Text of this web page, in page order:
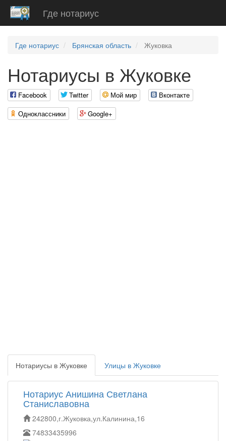
Где нотариус
Где нотариус Брянская область Жуковка
Нотариусы в Жуковке
Facebook Twitter Мой мир
Вконтакте
Одноклассники
Google+
Нотариусы в Жуковке Улицы в Жуковке
Нотариус Анишина Светлана
Станиславовна
242800,г.Жуковка,ул.Калинина,16
74833435996